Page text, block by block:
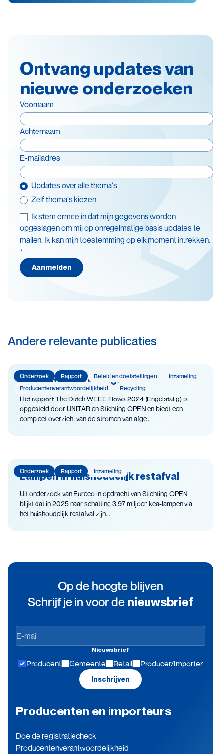
Ontvang updates van
nieuwe onderzoeken
Voornaam
Achternaam
E-mailadres
Updates over alle thema's
Zelf thema's kiezen
Thema's
Batterijen
Circulaire economie
Ik stem ermee in dat mijn gegevens worden
opgeslagen om mij op onregelmatige basis updates te
mailen. Ik kan mijn toestemming op elk moment intrekken.
*
Aanmelden
Andere relevante publicaties
Onderzoek Rapport Beleid en doelstellingen
Inzameling
Producenten­­­­verantwoor­delijk­heid
Recycling
The Dutch WEEE Flows
Het rapport The Dutch WEEE Flows 2024 (Engelstalig) is
opgesteld door UNITAR en Stichting OPEN en biedt een
compleet overzicht van de stromen van afge...
Onderzoek Rapport Inzameling
Lampen in huishoudelijk restafval
Uit onderzoek van Eureco in opdracht van Stichting OPEN
blijkt dat in 2025 naar schatting 3,97 miljoen kca-lampen via
het huishoudelijk restafval zijn...
Op de hoogte blijven
Schrijf je in voor de nieuwsbrief
Op
de
blijven
Nieuwsbrief
Producent Gemeente Retail Producer/Importer
Inschrijven
Producenten en importeurs
Doe de registratiecheck
Producenten­verantwoordelijkheid